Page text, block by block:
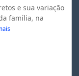
e sua variação
família, na